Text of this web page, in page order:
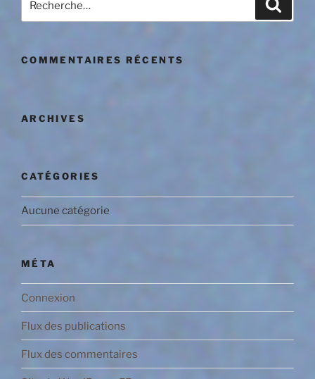
pour
COMMENTAIRES RÉCENTS
ARCHIVES
CATÉGORIES
Aucune catégorie
MÉTA
Connexion
Flux des publications
Flux des commentaires